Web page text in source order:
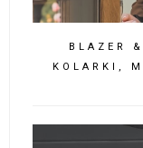
BLAZER
KOLARKI,